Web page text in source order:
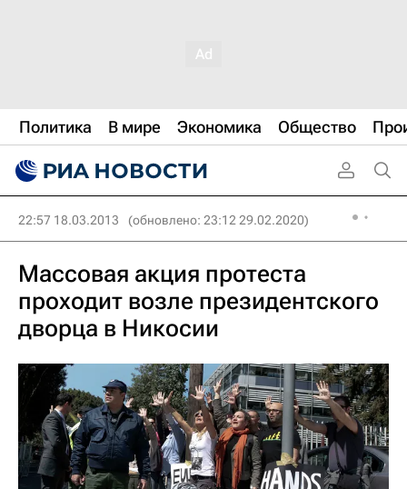
Политика В мире Экономика Общество
22:57 18.03.2013 (обновлено: 23:12 29.02.2020)
Массовая акция протеста
проходит возле президентского
дворца в Никосии